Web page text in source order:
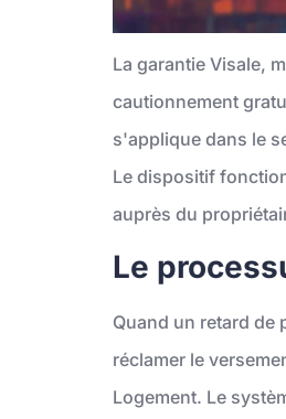
La garantie Visale,
cautionnement
s'applique dans le
Le dispositif
auprès du
Le
Quand un retard de
réclamer le
Logement. Le